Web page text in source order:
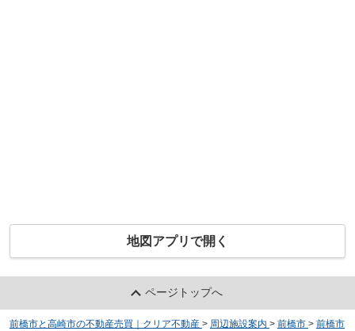
地図アプリで開く
ページトップへ
前橋市と高崎市の不動産売買｜クリア不動産 > 周辺施設案内 > 前橋市 > 前橋市